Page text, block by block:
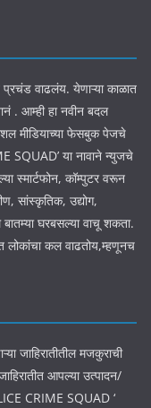
प्रचंड वाढलंय. येणाऱ्या काळात
. आम्ही हा नवीन बदल
मीडियाच्या फेसबुक पेजचे
SQUAD’ या नावाने न्युजचे
स्मार्टफोन, कॉम्पुटर वरून
सांस्कृतिक, उद्योग,
घरबसल्या वाचू शकता.
लोकांचा कल वाढतोय,म्हणूनच
जाहिरातीतील मजकुराची
आपल्या उत्पादन/
CRIME SQUAD ‘